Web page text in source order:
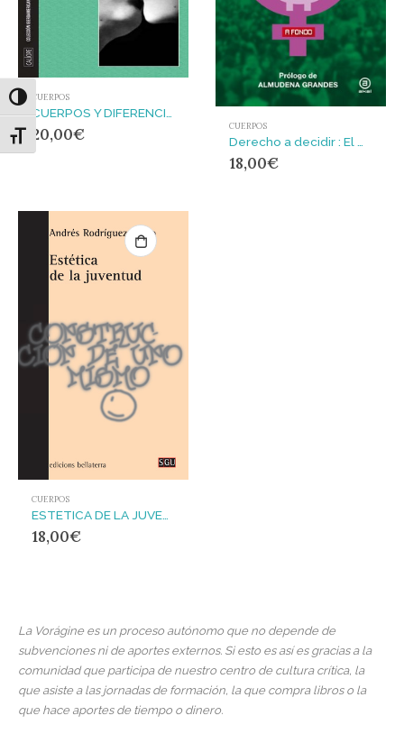
Alternar alto contraste
Alternar tamaño de letra
CUERPOS
20,00€ CUERPOS
18,00€
CUERPOS
18,00€
La Vorágine es un proceso autónomo que no depende de
subvenciones ni de aportes externos. Si esto es así es gracias a la
comunidad que participa de nuestro centro de cultura crítica, la
que asiste a las jornadas de formación, la que compra libros o la
que hace aportes de tiempo o dinero.